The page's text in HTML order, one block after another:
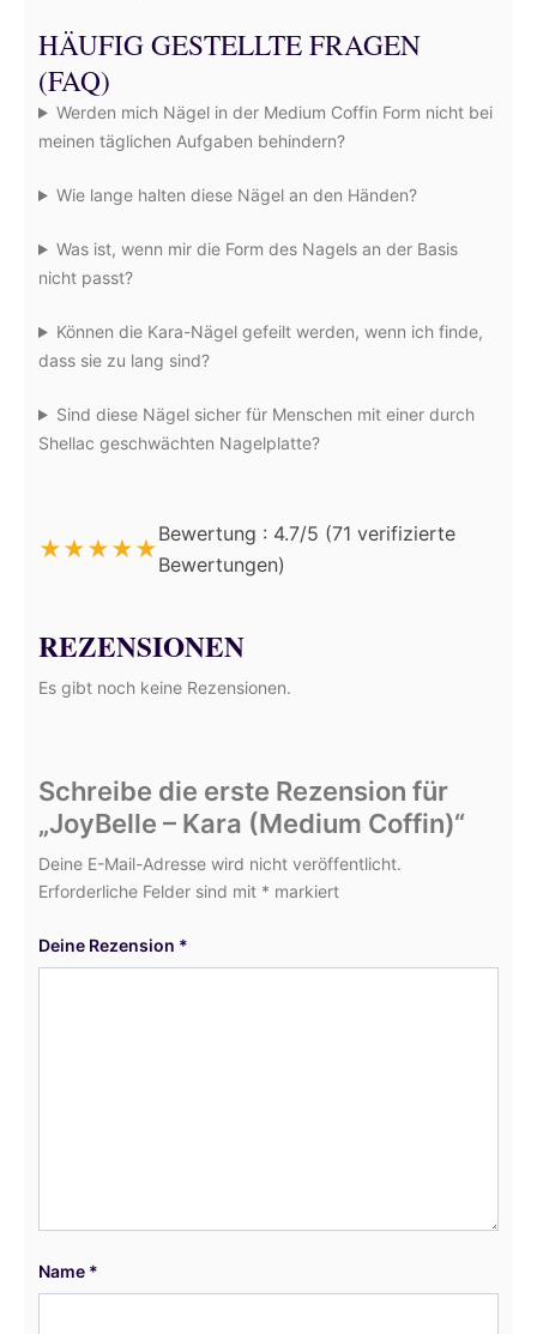
HÄUFIG GESTELLTE FRAGEN
(FAQ)
Werden mich Nägel in der Medium Coffin Form nicht bei
meinen täglichen Aufgaben behindern?
Wie lange halten diese Nägel an den Händen?
Was ist, wenn mir die Form des Nagels an der Basis
nicht passt?
Können die Kara-Nägel gefeilt werden, wenn ich finde,
dass sie zu lang sind?
Sind diese Nägel sicher für Menschen mit einer durch
Shellac geschwächten Nagelplatte?
★★★★★
Bewertung : 4.7/5 (71 verifizierte
Bewertungen)
REZENSIONEN
Es gibt noch keine Rezensionen.
Schreibe die erste Rezension für
„JoyBelle – Kara (Medium Coffin)“
Deine E-Mail-Adresse wird nicht veröffentlicht.
Erforderliche Felder sind mit * markiert
Deine Rezension *
Name *